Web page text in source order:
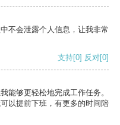
不会泄露个人信息，让我非常
支持[0] 反对[0]
能够更轻松地完成工作任务。
以提前下班，有更多的时间陪